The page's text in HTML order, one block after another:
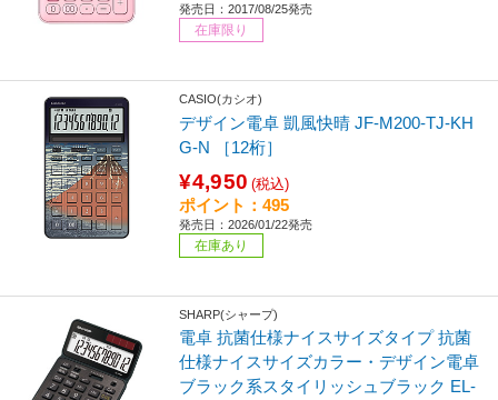
発売日：2017/08/25発売
在庫限り
CASIO(カシオ)
デザイン電卓 凱風快晴 JF-M200-TJ-KH
G-N ［12桁］
¥4,950 (税込)
ポイント：495
発売日：2026/01/22発売
在庫あり
SHARP(シャープ)
電卓 抗菌仕様ナイスサイズタイプ 抗菌
仕様ナイスサイズカラー・デザイン電卓
ブラック系スタイリッシュブラック EL-